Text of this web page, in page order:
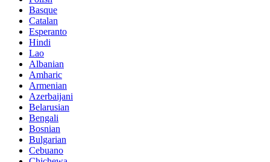
Basque
Catalan
Esperanto
Hindi
Lao
Albanian
Amharic
Armenian
Azerbaijani
Belarusian
Bengali
Bosnian
Bulgarian
Cebuano